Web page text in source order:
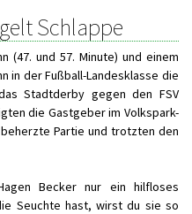
Schlappe
(47. und 57. Minute) und einem
in der Fußball-Landesklasse die
Stadtderby gegen den FSV
die Gastgeber im Volkspark-
Partie und trotzten den
Becker nur ein hilfloses
Seuchte hast, wirst du sie so